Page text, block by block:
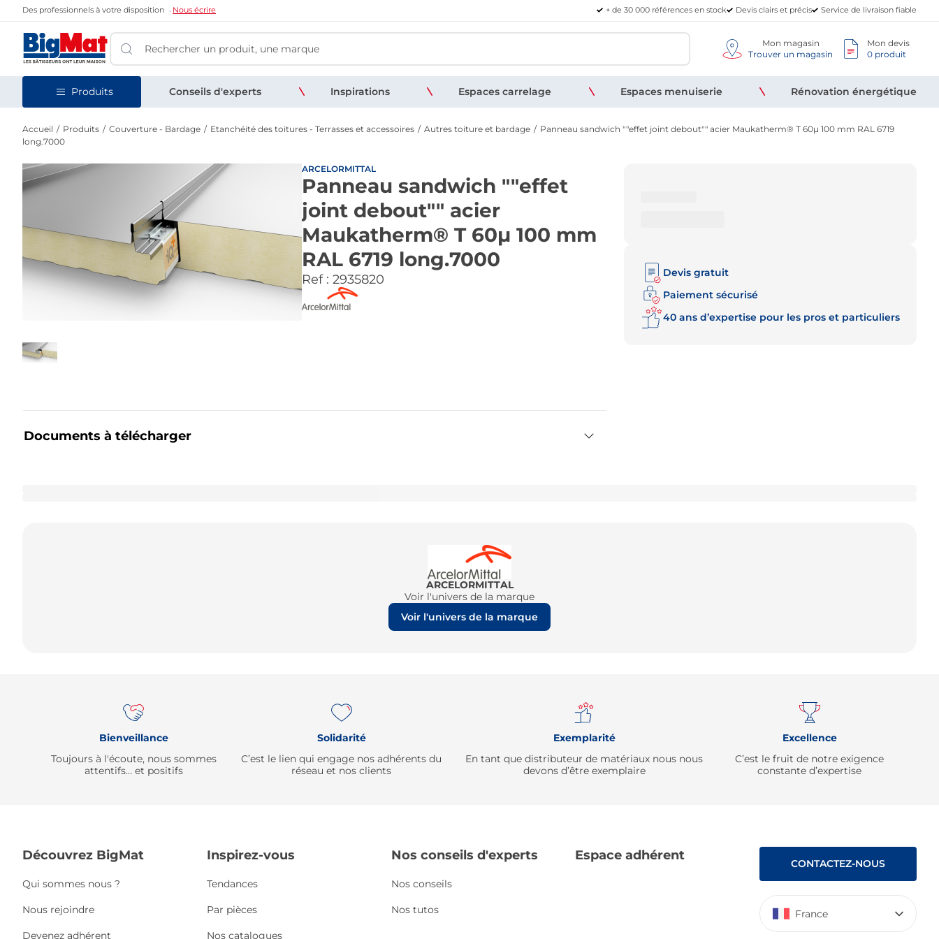
Des professionnels à votre disposition Nous écrire + de 30 000 références en stock Devis clairs et précis Service de livraison fiable
Mon magasin
Trouver un magasin
Mon devis
0 produit
Produits Conseils d'experts Inspirations Espaces carrelage Espaces menuiserie Rénovation énergétique
Accueil Produits Couverture - Bardage Etanchéité des toitures - Terrasses et accessoires Autres toiture et bardage
Panneau sandwich ""effet joint debout"" acier Maukatherm® T 60µ 100 mm RAL 6719
long.7000
ARCELORMITTAL
Panneau sandwich ""effet
joint debout"" acier
Maukatherm® T 60µ 100 mm
RAL 6719 long.7000
Ref : 2935820
Documents à télécharger
Devis gratuit
Paiement sécurisé
40 ans d’expertise pour les pros et particuliers
ARCELORMITTAL
Voir l'univers de la marque
Voir l'univers de la marque
Bienveillance
Toujours à l'écoute, nous sommes
attentifs… et positifs
Solidarité
C’est le lien qui engage nos adhérents du
réseau et nos clients
Exemplarité
En tant que distributeur de matériaux nous nous
devons d’être exemplaire
Excellence
C’est le fruit de notre exigence
constante d’expertise
Découvrez BigMat
Qui sommes nous ?
Nous rejoindre
Devenez adhérent
Inspirez-vous
Tendances
Par pièces
Nos catalogues
Nos conseils d'experts
Nos conseils
Nos tutos
Espace adhérent
CONTACTEZ-NOUS
France